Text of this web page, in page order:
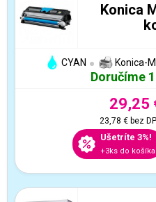
Konica
CYAN Konica-
Doručíme
29,25
23,78 €bez
Ušetríte 3%!
+3ks do košíka